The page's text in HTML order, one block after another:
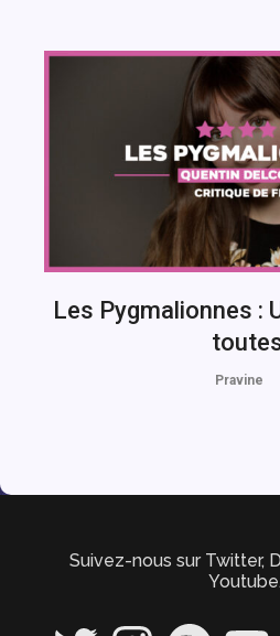
Les Pygmalionnes :
Pravine
Suivez-nous sur Twitter,
Twitter InstagramSpotify YouTube